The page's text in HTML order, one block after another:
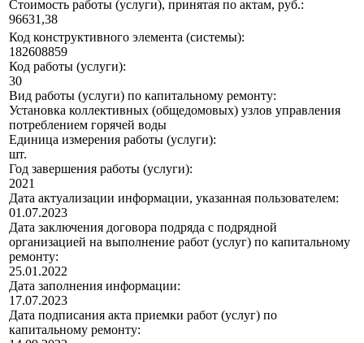
Стоимость работы (услуги), принятая по актам, руб.:
96631,38
Код конструктивного элемента (системы):
182608859
Код работы (услуги):
30
Вид работы (услуги) по капитальному ремонту:
Установка коллективных (общедомовых) узлов управления
потреблением горячей воды
Единица измерения работы (услуги):
шт.
Год завершения работы (услуги):
2021
Дата актуализации информации, указанная пользователем:
01.07.2023
Дата заключения договора подряда с подрядной
организацией на выполнение работ (услуг) по капитальному
ремонту:
25.01.2022
Дата заполнения информации:
17.07.2023
Дата подписания акта приемки работ (услуг) по
капитальному ремонту: